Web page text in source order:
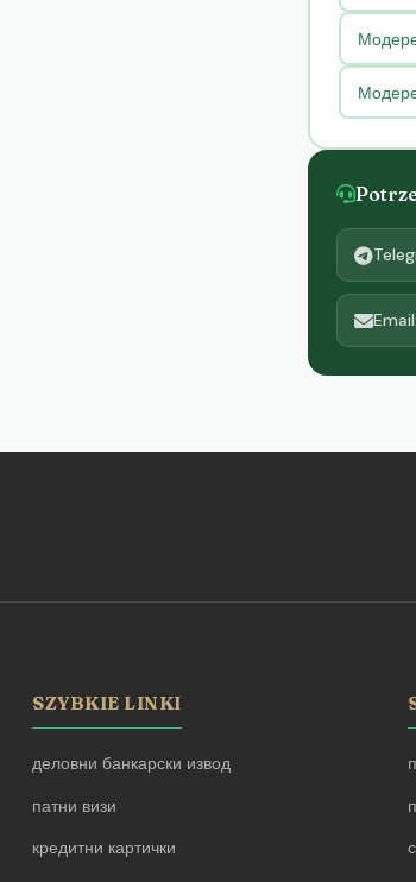
SZYBKIE LINKI
деловни банкарски извод
патни визи
кредитни картички